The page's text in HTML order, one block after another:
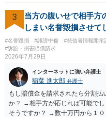
て、開示請求が認められたり、
でしょうか？ →権利侵害や、名
ため、民事裁判や刑事裁判に発
に思われます。
3
当方の腹いせで相手方
しまい名誉毀損させて
#名誉毀損 #誹謗中傷 #発信者情報開示
#訴訟・損害賠償請求
2026年7月29日
インターネットに強い弁護士
稲葉 進太郎 弁護士
もし賠償金を請求されたら分割
か？ →相手方が応じれば可能で
そうですか？ →数十万円から１